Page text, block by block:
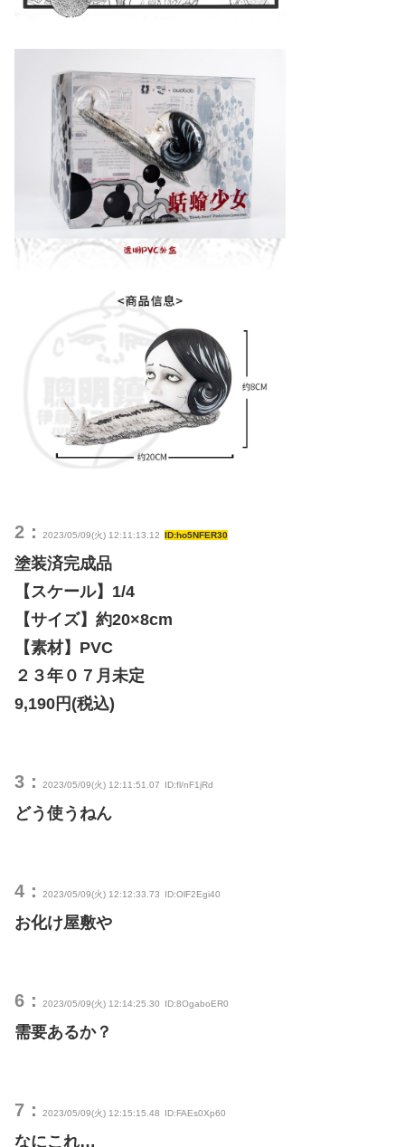
2： 2023/05/09(火) 12:11:13.12 ID:ho5NFER30
塗装済完成品
【スケール】1/4
【サイズ】約20×8cm
【素材】PVC
２３年０７月未定
9,190円(税込)
3： 2023/05/09(火) 12:11:51.07 ID:fl/nF1jRd
どう使うねん
4： 2023/05/09(火) 12:12:33.73 ID:OlF2Egi40
お化け屋敷や
6： 2023/05/09(火) 12:14:25.30 ID:8OgaboER0
需要あるか？
7： 2023/05/09(火) 12:15:15.48 ID:FAEs0Xp60
なにこれ…